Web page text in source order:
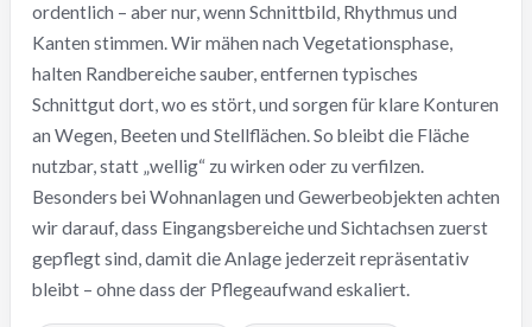
ordentlich – aber nur, wenn Schnittbild, Rhythmus und
Kanten stimmen. Wir mähen nach Vegetationsphase,
halten Randbereiche sauber, entfernen typisches
Schnittgut dort, wo es stört, und sorgen für klare Konturen
an Wegen, Beeten und Stellflächen. So bleibt die Fläche
nutzbar, statt „wellig“ zu wirken oder zu verfilzen.
Besonders bei Wohnanlagen und Gewerbeobjekten achten
wir darauf, dass Eingangsbereiche und Sichtachsen zuerst
gepflegt sind, damit die Anlage jederzeit repräsentativ
bleibt – ohne dass der Pflegeaufwand eskaliert.